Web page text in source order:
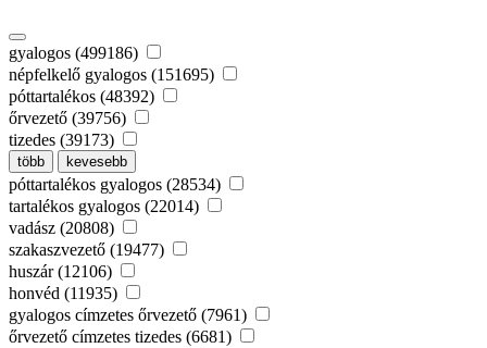
gyalogos (499186)
népfelkelő gyalogos (151695)
póttartalékos (48392)
őrvezető (39756)
tizedes (39173)
több kevesebb
póttartalékos gyalogos (28534)
tartalékos gyalogos (22014)
vadász (20808)
szakaszvezető (19477)
huszár (12106)
honvéd (11935)
gyalogos címzetes őrvezető (7961)
őrvezető címzetes tizedes (6681)